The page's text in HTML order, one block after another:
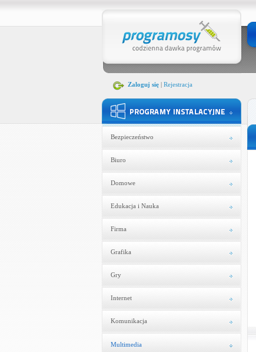
Zaloguj się| Rejestracja
Bezpieczeństwo
Biuro
Domowe
Edukacja i Nauka
Firma
Grafika
Gry
Internet
Komunikacja
Multimedia